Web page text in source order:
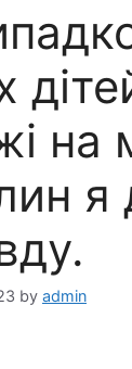
на
я
by admin